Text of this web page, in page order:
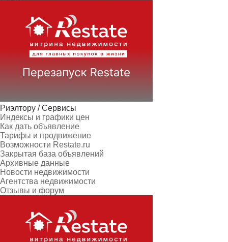
Риэлтору / Сервисы
Индексы и графики цен
Как дать объявление
Тарифы и продвижение
Возможности Restate.ru
Закрытая база объявлений
Архивные данные
Новости недвижимости
Агентства недвижимости
Отзывы и форум